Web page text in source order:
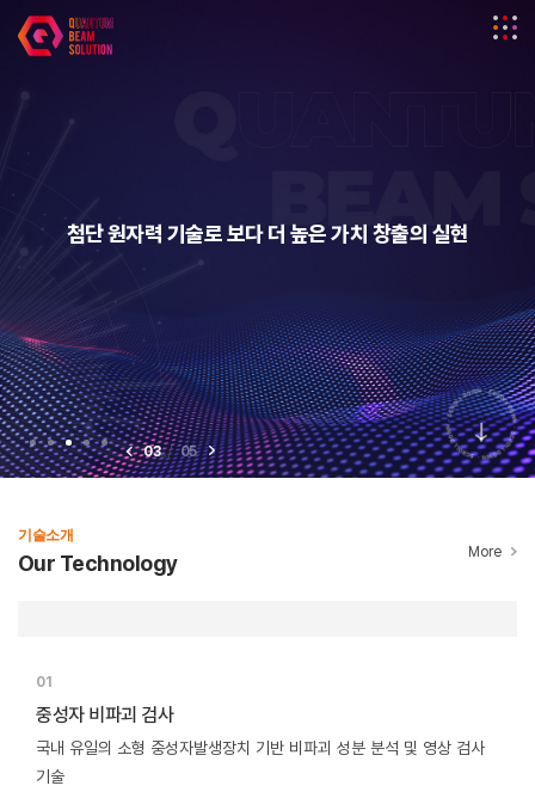
첨단 원자력 기술로 보다 더 높은 가치 창출의 실현
03 / 05
기술소개
Our Technology More
01
중성자 비파괴 검사
국내 유일의 소형 중성자발생장치 기반 비파괴 성분 분석 및 영상 검사
기술